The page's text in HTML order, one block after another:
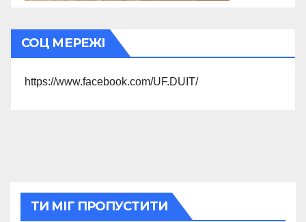
СОЦ МЕРЕЖІ
https://www.facebook.com/UF.DUIT/
ТИ МІГ ПРОПУСТИТИ